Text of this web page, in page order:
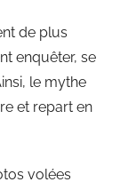
de plus
enquêter, se
le mythe
et repart en
volées